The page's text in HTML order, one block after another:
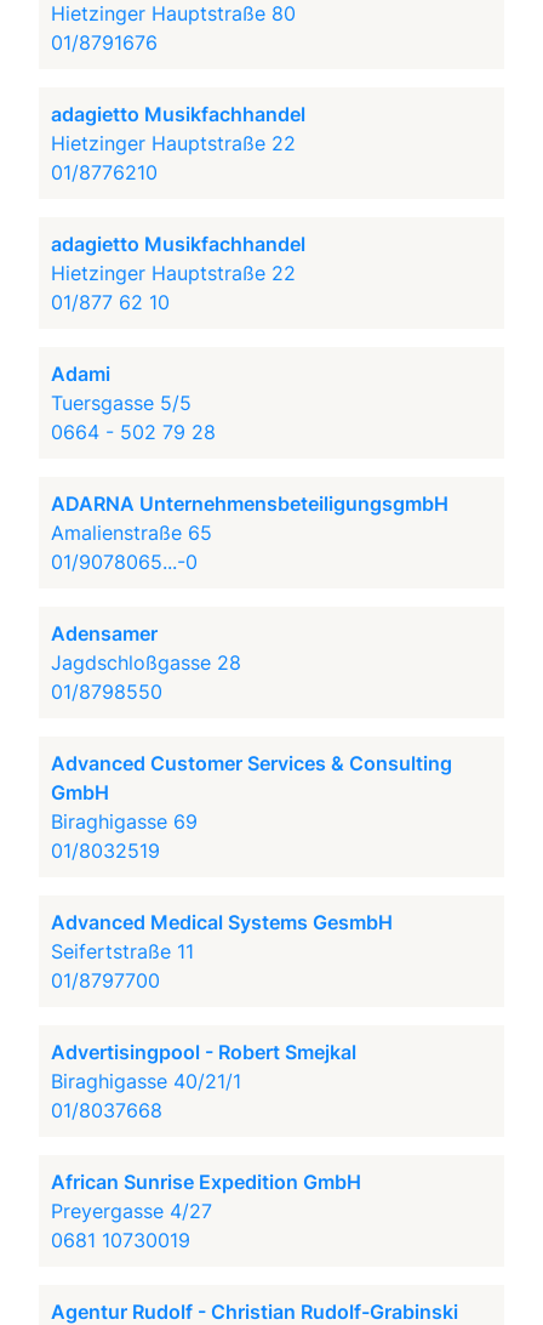
Hietzinger Hauptstraße 80
01/8791676
adagietto Musikfachhandel
Hietzinger Hauptstraße 22
01/8776210
adagietto Musikfachhandel
Hietzinger Hauptstraße 22
01/877 62 10
Adami
Tuersgasse 5/5
0664 - 502 79 28
ADARNA UnternehmensbeteiligungsgmbH
Amalienstraße 65
01/9078065...-0
Adensamer
Jagdschloßgasse 28
01/8798550
Advanced Customer Services & Consulting
GmbH
Biraghigasse 69
01/8032519
Advanced Medical Systems GesmbH
Seifertstraße 11
01/8797700
Advertisingpool - Robert Smejkal
Biraghigasse 40/21/1
01/8037668
African Sunrise Expedition GmbH
Preyergasse 4/27
0681 10730019
Agentur Rudolf - Christian Rudolf-Grabinski